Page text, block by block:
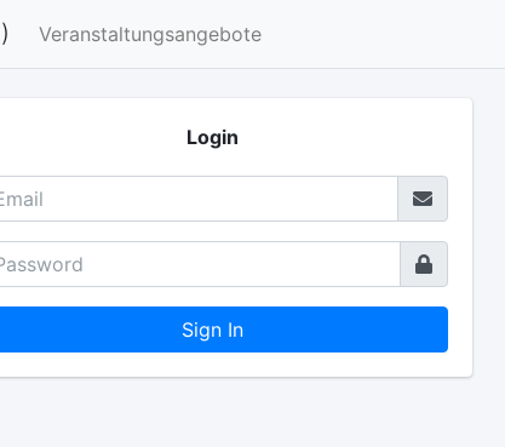
Veranstaltungsangebote
Login
Sign In